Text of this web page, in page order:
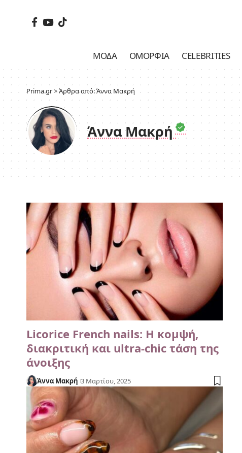
ΜΌΔΑ ΟΜΟΡΦΙΆ CELEBRITIES
Prima.gr>Άρθρα από: Άννα Μακρή
Άννα Μακρή
Licorice French nails: Η κομψή,
διακριτική και ultra-chic τάση της
άνοιξης
Άννα Μακρή 3 Μαρτίου, 2025